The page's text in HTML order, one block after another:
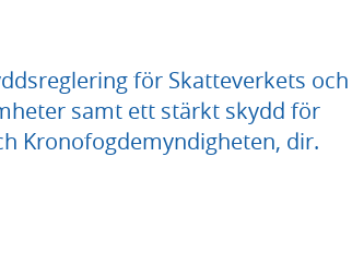
för Skatteverkets och
samt ett stärkt skydd för
Kronofogdemyndigheten, dir.